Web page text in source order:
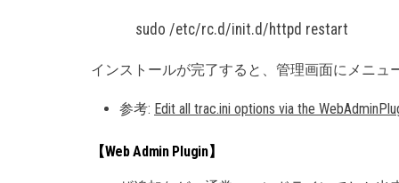
sudo /etc/rc.d/init.d/httpd restart
インストールが完了すると、管理画面にメニュ
参考: Edit all trac.ini options via the
【Web Admin Plugin】